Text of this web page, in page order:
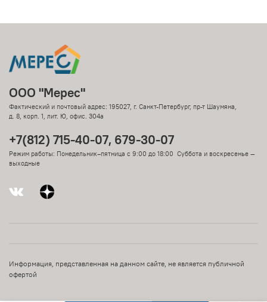
ООО "Мерес"
Фактический и почтовый адрес: 195027, г. Санкт-Петербург, пр-т Шаумяна,
д. 8, корп. 1, лит. Ю, офис. 304а
+7(812) 715-40-07, 679-30-07
Режим работы: Понедельник–пятница с 9:00 до 18:00 Суббота и воскресенье —
выходные
Информация, представленная на данном сайте, не является публичной
офертой